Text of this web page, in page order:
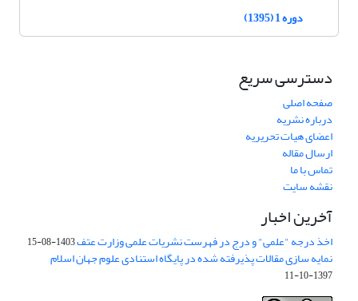
دوره 1 (1395)
دسترسی سریع
صفحه اصلی
درباره نشریه
اعضای هیات تحریریه
ارسال مقاله
تماس با ما
نقشه سایت
آخرین اخبار
اخذ درجه "علمی" و درج در فهرست نشریات علمی وزارت عتف1403-08-15
نمایه سازی مقالات پذیرفته شده در پایگاه استنادی علوم جهان اسلام
1397-10-11